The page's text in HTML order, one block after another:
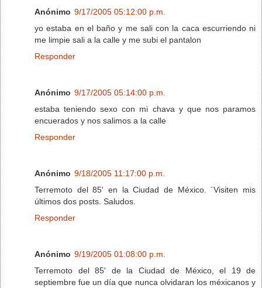
Anónimo 9/17/2005 05:12:00 p.m.
yo estaba en el baño y me sali con la caca escurriendo ni
me limpie sali a la calle y me subi el pantalon
Responder
Anónimo 9/17/2005 05:14:00 p.m.
estaba teniendo sexo con mi chava y que nos paramos
encuerados y nos salimos a la calle
Responder
Anónimo 9/18/2005 11:17:00 p.m.
Terremoto del 85' en la Ciudad de México. ´Visiten mis
últimos dos posts. Saludos.
Responder
Anónimo 9/19/2005 01:08:00 p.m.
Terremoto del 85' de la Ciudad de México, el 19 de
septiembre fue un día que nunca olvidaran los méxicanos y